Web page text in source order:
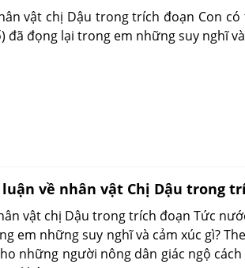
vật chị Dậu trong trích đoạn Con
đã đọng lại trong em những suy nghĩ
về nhân vật Chị Dậu trong
vật chị Dậu trong trích đoạn Tức
em những suy nghĩ và cảm xúc gì?
những người nông dân giác ngộ